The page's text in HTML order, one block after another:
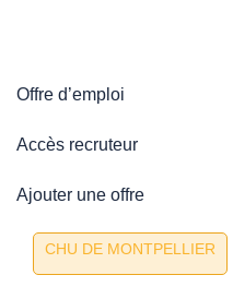
Offre d’emploi
Accès recruteur
Ajouter une offre
CHU DE MONTPELLIER